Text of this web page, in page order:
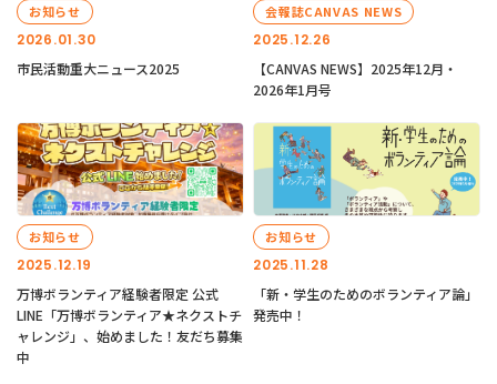
2026.01.30
お知らせ
市民活動重大ニュース2025
2025.12.26
会報誌CANVAS NEWS
【CANVAS NEWS】2025年12月・
2026年1月号
2025.12.19
お知らせ
万博ボランティア経験者限定 公式
LINE「万博ボランティア★ネクストチ
ャレンジ」、始めました！友だち募集
中
2025.11.28
お知らせ
「新・学生のためのボランティア論」
発売中！